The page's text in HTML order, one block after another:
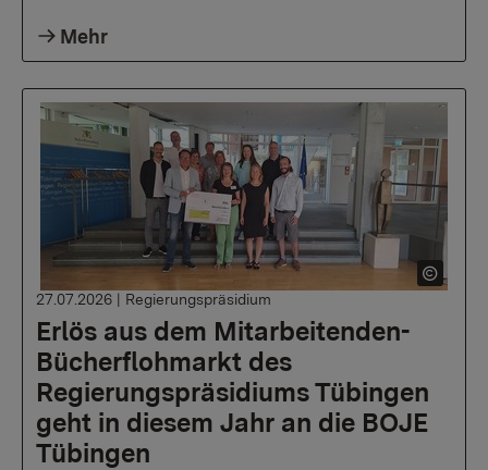
Mehr
Erlös aus dem Mitarbeitenden-
Bücherflohmarkt des
Regierungspräsidiums Tübingen
geht in diesem Jahr an die BOJE
Tübingen
27.07.2026 | Regierungspräsidium